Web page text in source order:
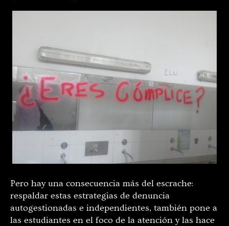
Pero hay una consecuencia más del escrache:
respaldar estas estrategias de denuncia
autogestionadas e independientes, también pone a
las estudiantes en el foco de la atención y las hace